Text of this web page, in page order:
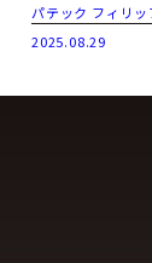
パテック フィリ
2025.08.29